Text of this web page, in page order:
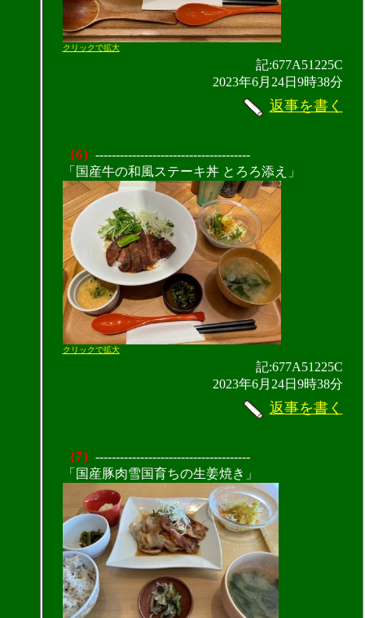
クリックで拡大
記:677A51225C
2023年6月24日9時38分
返事を書く
（6） --------------------------------------
「国産牛の和風ステーキ丼 とろろ添え」
クリックで拡大
記:677A51225C
2023年6月24日9時38分
返事を書く
（7） --------------------------------------
「国産豚肉雪国育ちの生姜焼き」